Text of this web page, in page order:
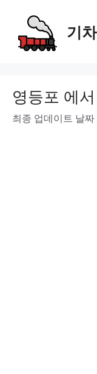
content
기
영등포 에
최종 업데이트 날